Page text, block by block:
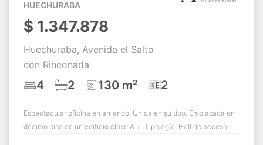
HUECHURABA
$ 1.347.878
Huechuraba, Avenida el Salto
con Rinconada
4 2 130 m² 2
Espectacular oficina en arriendo. Única en su tipo. Emplazada en
décimo piso de un edificio clase A +. Tipología; Hall de acceso,